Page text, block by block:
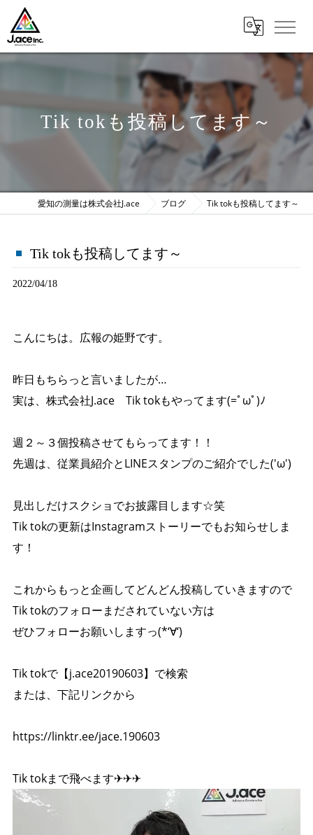
Tik tokも投稿してます～
愛知の測量は株式会社J.ace ブログ Tik tokも投稿してます～
Tik tokも投稿してます～
2022/04/18
こんにちは。広報の姫野です。
昨日もちらっと言いましたが…
実は、株式会社J.ace Tik tokもやってます(=ﾟωﾟ)ﾉ
週２～３個投稿させてもらってます！！
先週は、従業員紹介とLINEスタンプのご紹介でした('ω')
見出しだけスクショでお披露目します☆笑
Tik tokの更新はInstagramストーリーでもお知らせしま
す！
これからもっと企画してどんどん投稿していきますので
Tik tokのフォローまだされていない方は
ぜひフォローお願いしますっ(*‘∀‘)
Tik tokで【j.ace20190603】で検索
または、下記リンクから
https://linktr.ee/jace.190603
Tik tokまで飛べます✈✈✈